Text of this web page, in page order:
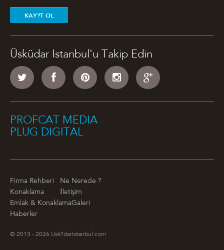
KAY?T OL
Üsküdar Istanbul'u Takip Edin
PROFCAT MEDIA
PLUG DIGITAL
Firma Rehberi
Ne Nerede ?
Konaklama
İletişim
Emlak & KonaklamaGaleri
Haberler
© 2013 - 2026 Usk?darIstanbul.com